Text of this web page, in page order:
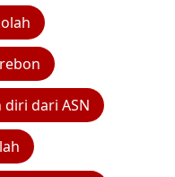
dari ASN